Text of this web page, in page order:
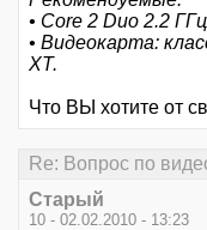
• Core 2 Duo 2.2
• Видеокарта:
XT.
Что ВЫ хотите от
Re: Вопрос по
Старый
10 - 02.02.2010 - 13:23